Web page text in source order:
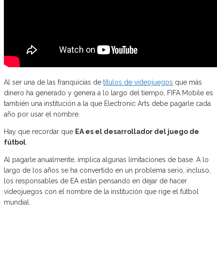
Al ser una de las franquicias de títulos de videojuegos que más
dinero ha generado y genera a lo largo del tiempo, FIFA Mobile es
también una institución a la que Electronic Arts debe pagarle cada
año por usar el nombre.
Hay que recordar que EA es el desarrollador del juego de
fútbol
Al pagarle anualmente, implica algunas limitaciones de base. A lo
largo de los años se ha convertido en un problema serio, incluso,
los responsables de EA están pensando en dejar de hacer
videojuegos con el nombre de la institución que rige el fútbol
mundial.